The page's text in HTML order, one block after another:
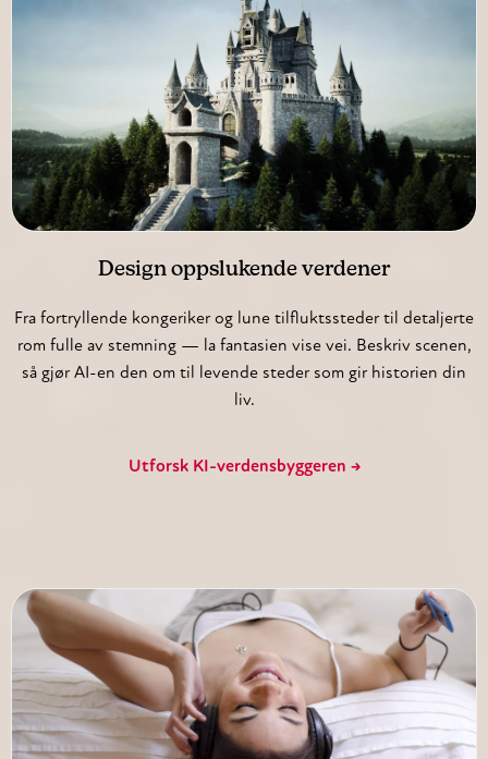
Design oppslukende verdener
Fra fortryllende kongeriker og lune tilfluktssteder til detaljerte
rom fulle av stemning — la fantasien vise vei. Beskriv scenen,
så gjør AI-en den om til levende steder som gir historien din
liv.
Utforsk KI-verdensbyggeren →